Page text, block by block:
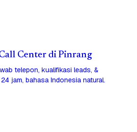
Call Center di Pinrang
telepon, kualifikasi leads, &
jam, bahasa Indonesia natural.